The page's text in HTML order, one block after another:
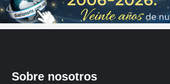
Sobre nosotros